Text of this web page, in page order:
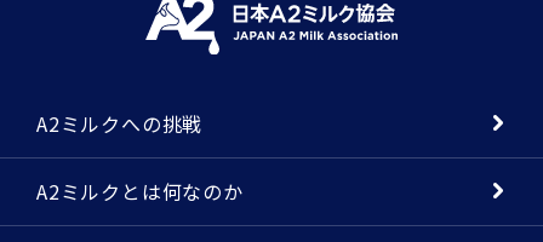
A2ミルクへの挑戦
A2ミルクとは何なのか